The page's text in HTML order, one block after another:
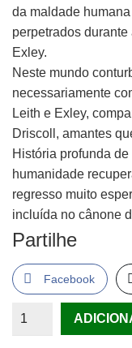
da maldade
perpetrados
Exley.
Neste mundo
necessariamente
Leith e Exley,
Driscoll, amantes
História profunda
humanidade
regresso muito
incluída no cânone
Partilhe
Facebook
Quantidade